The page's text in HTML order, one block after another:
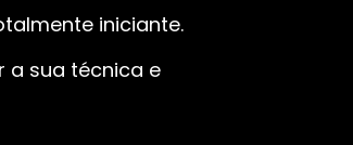
iniciante.
a sua técnica e